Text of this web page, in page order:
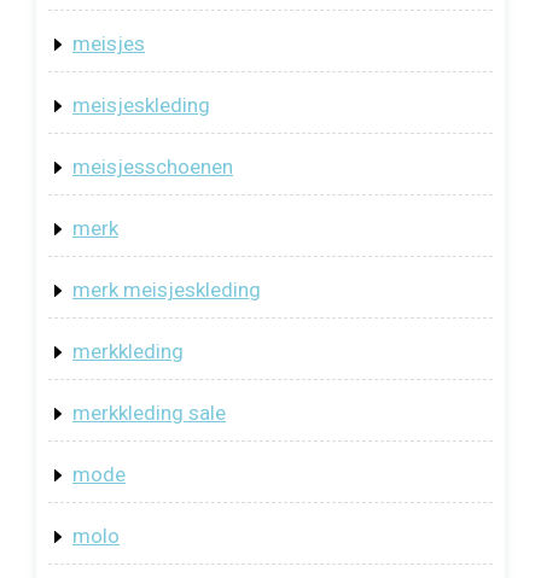
meisjes
meisjeskleding
meisjesschoenen
merk
merk meisjeskleding
merkkleding
merkkleding sale
mode
molo